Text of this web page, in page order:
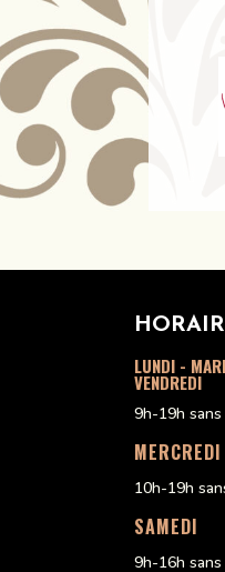
LUNDI -
VENDREDI
9h-19h
MERCREDI
10h-19h
SAMEDI
9h-16h